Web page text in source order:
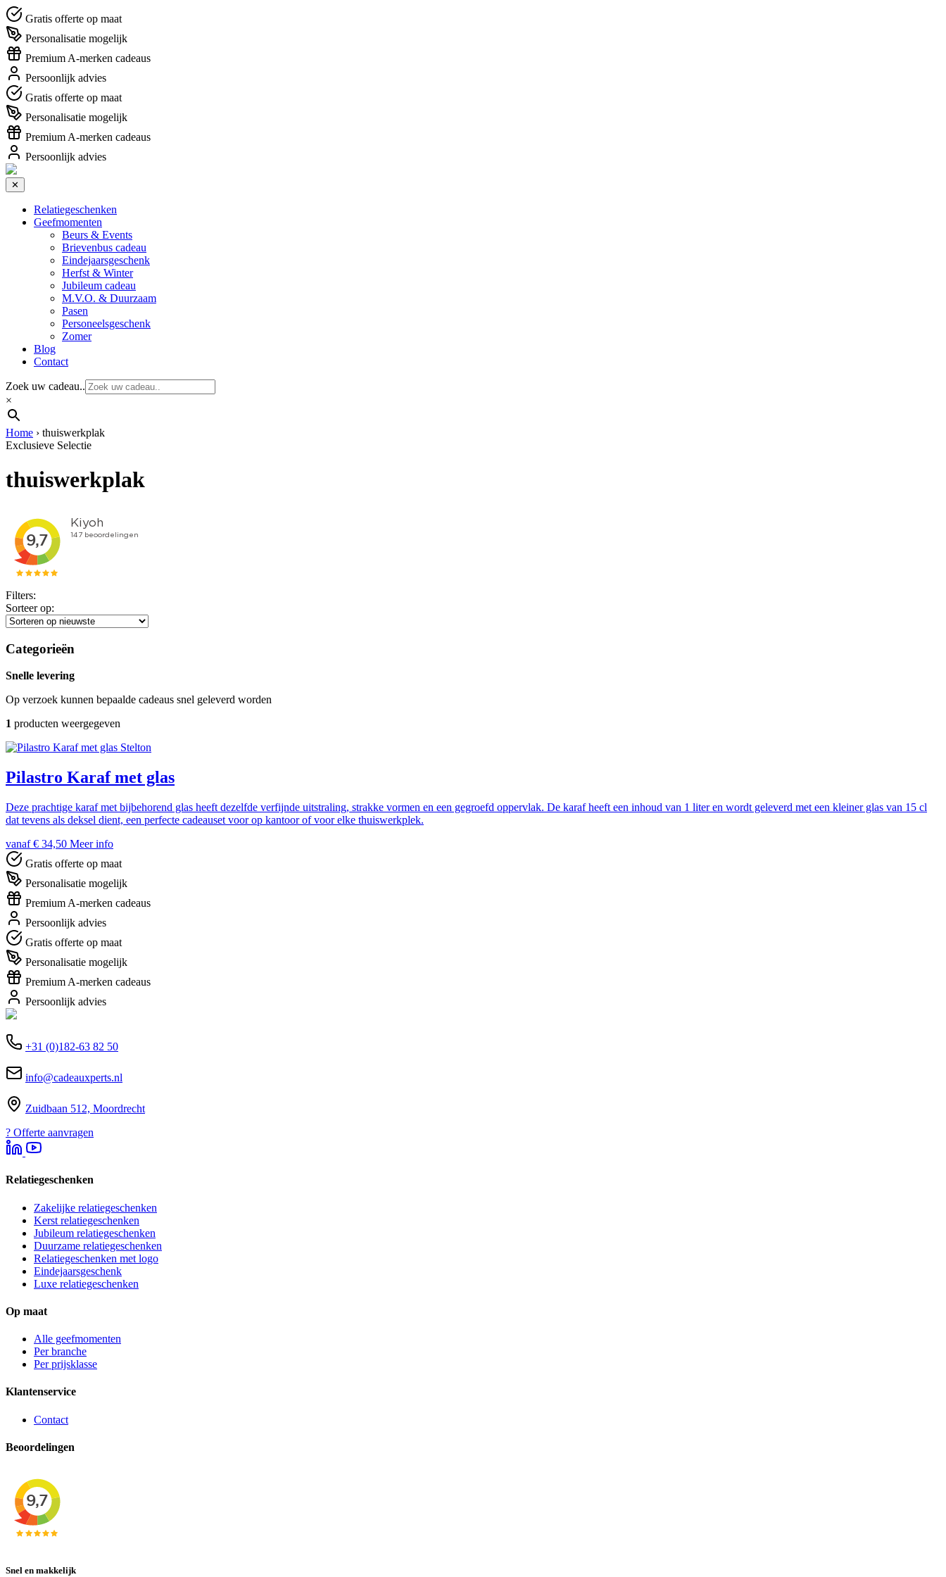
Gratis offerte op maat
Personalisatie mogelijk
Premium A-merken cadeaus
Persoonlijk advies
Gratis offerte op maat
Personalisatie mogelijk
Premium A-merken cadeaus
Persoonlijk advies
✕
Relatiegeschenken
Geefmomenten
Beurs & Events
Brievenbus cadeau
Eindejaarsgeschenk
Herfst & Winter
Jubileum cadeau
M.V.O. & Duurzaam
Pasen
Personeelsgeschenk
Zomer
Blog
Contact
Zoek uw cadeau..
×
Home › thuiswerkplak
Exclusieve Selectie
thuiswerkplak
Filters:
Sorteer op:
Categorieën
Snelle levering
Op verzoek kunnen bepaalde cadeaus snel geleverd worden
1 producten weergegeven
Stelton
Pilastro Karaf met glas
Deze prachtige karaf met bijbehorend glas heeft dezelfde verfijnde uitstraling, strakke vormen en een gegroefd oppervlak. De karaf heeft een inhoud van 1 liter en wordt geleverd met een kleiner glas van 15 cl
dat tevens als deksel dient, een perfecte cadeauset voor op kantoor of voor elke thuiswerkplek.
vanaf € 34,50 Meer info
Gratis offerte op maat
Personalisatie mogelijk
Premium A-merken cadeaus
Persoonlijk advies
Gratis offerte op maat
Personalisatie mogelijk
Premium A-merken cadeaus
Persoonlijk advies
+31 (0)182-63 82 50
info@cadeauxperts.nl
Zuidbaan 512, Moordrecht
? Offerte aanvragen
Relatiegeschenken
Zakelijke relatiegeschenken
Kerst relatiegeschenken
Jubileum relatiegeschenken
Duurzame relatiegeschenken
Relatiegeschenken met logo
Eindejaarsgeschenk
Luxe relatiegeschenken
Op maat
Alle geefmomenten
Per branche
Per prijsklasse
Klantenservice
Contact
Beoordelingen
Snel en makkelijk